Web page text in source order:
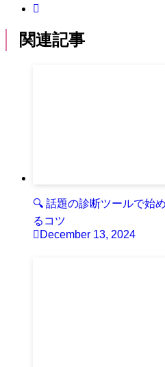
関連記事
🔍 話題の診断ツールで始
るコツ
December 13, 2024